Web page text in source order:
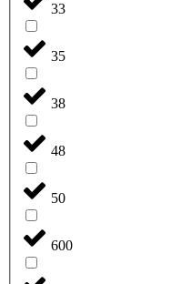
33
35
38
48
50
600